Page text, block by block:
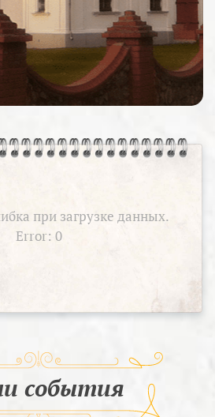
при загрузке данных.
Error: 0
события